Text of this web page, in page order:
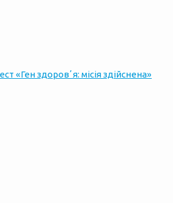
«Ген здоровʼя: місія здійснена»